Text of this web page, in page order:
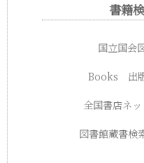
書籍
国立国会
Books 出
全国書店ネ
図書館蔵書検